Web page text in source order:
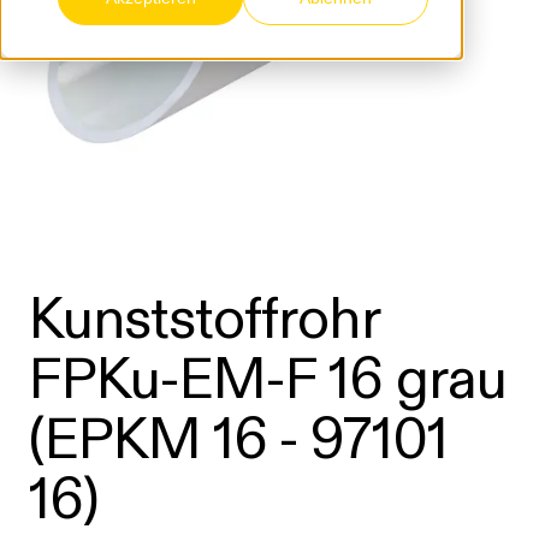
Kunststoffrohr
FPKu-EM-F 16 grau
(EPKM 16 - 97101
16)